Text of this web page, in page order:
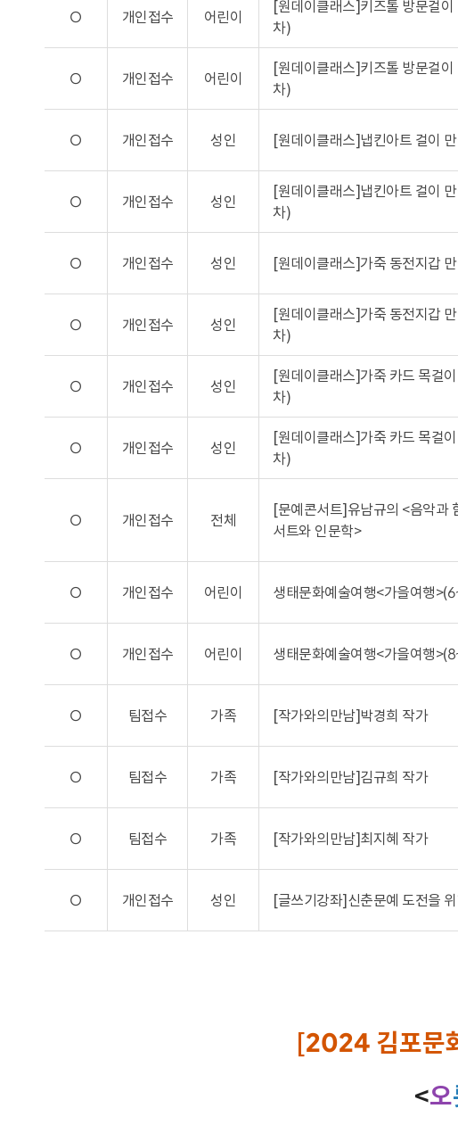
O 개인접수 어린이
[원데이클래스]키즈톨 방문걸이
차)
O 개인접수 어린이
[원데이클래스]키즈톨 방문걸이
차)
O 개인접수 성인 [원데이클래스]냅킨아트 걸이
O 개인접수 성인
[원데이클래스]냅킨아트 걸이
차)
O 개인접수 성인 [원데이클래스]가죽 동전지갑
O 개인접수 성인
[원데이클래스]가죽 동전지갑
차)
O 개인접수 성인
[원데이클래스]가죽 카드 목걸이
차)
O 개인접수 성인
[원데이클래스]가죽 카드 목걸
차)
O 개인접수 전체
[문예콘서트]유남규의 <음악과
서트와 인문학>
O 개인접수 어린이 생태문화예술여행<가을여행
O 개인접수 어린이 생태문화예술여행<가을여행
O 팀접수 가족 [작가와의만남]박경희 작가
O 팀접수 가족 [작가와의만남]김규희 작가
O 팀접수 가족 [작가와의만남]최지혜 작가
O 개인접수 성인 [글쓰기강좌]신춘문예 도전을
[2024 김포문
<오